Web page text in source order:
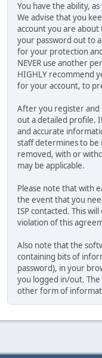
You have the ability,
We advise that you
account you are
your password out to
for your protection
NEVER use another
HIGHLY recommend
for your account, to
After you register and
out a detailed profile.
and accurate
staff determines to be
removed, with or
may be applicable.
Please note that with
the event that you
ISP contacted. This
violation of this
Also note that the
containing bits of
password), in your
you logged in/out.
other form of